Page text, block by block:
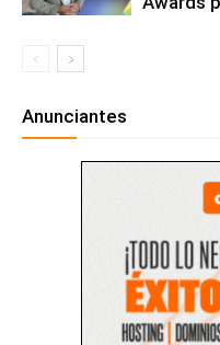
Anunciantes